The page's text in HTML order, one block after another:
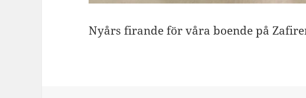
Nyårs firande för våra boende på